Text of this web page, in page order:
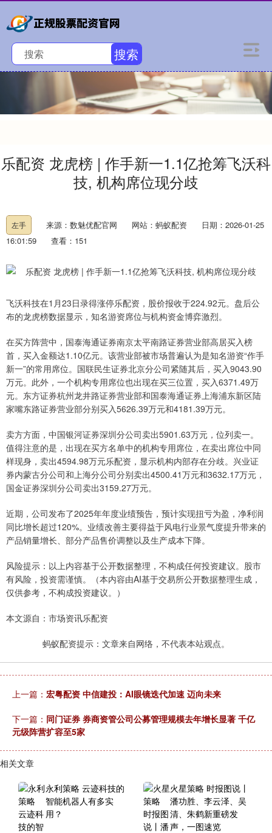
搜索
乐配资 龙虎榜 | 作手新一1.1亿抢筹飞沃科
技, 机构席位现分歧
左手 来源：数魅优配官网 网站：蚂蚁配资
日期：2026-01-25
16:01:59
查看：151
飞沃科技在1月23日录得涨停乐配资，股价报收于224.92元。盘后公
布的龙虎榜数据显示，知名游资席位与机构资金博弈激烈。
在买方阵营中，国泰海通证券南京太平南路证券营业部高居买入榜
首，买入金额达1.10亿元。该营业部被市场普遍认为是知名游资“作手
新一”的常用席位。国联民生证券北京分公司紧随其后，买入9043.90
万元。此外，一个机构专用席位也出现在买三位置，买入6371.49万
元。东方证券杭州龙井路证券营业部和国泰海通证券上海浦东新区陆
家嘴东路证券营业部分别买入5626.39万元和4181.39万元。
卖方方面，中国银河证券深圳分公司卖出5901.63万元，位列卖一。
值得注意的是，出现在买方名单中的机构专用席位，在卖出席位中同
样现身，卖出4594.98万元乐配资，显示机构内部存在分歧。兴业证
券内蒙古分公司和上海分公司分别卖出4500.41万元和3632.17万元，
国金证券深圳分公司卖出3159.27万元。
近期，公司发布了2025年年度业绩预告，预计实现扭亏为盈，净利润
同比增长超过120%。业绩改善主要得益于风电行业景气度提升带来的
产品销量增长、部分产品售价调整以及生产成本下降。
风险提示：以上内容基于公开数据整理，不构成任何投资建议。股市
有风险，投资需谨慎。（本内容由AI基于交易所公开数据整理生成，
仅供参考，不构成投资建议。）
本文源自：市场资讯乐配资
蚂蚁配资提示：文章来自网络，不代表本站观点。
上一篇： 宏粤配资 中信建投：AI眼镜迭代加速 迈向未来
下一篇： 同门证券 券商资管公司公募管理规模去年增长显著 千亿
元级阵营扩容至5家
相关文章
永利策略 云迹科技的
智能机器人有多实
用？
火星策略 时报图说丨
潘功胜、李云泽、吴
清、朱鹤新重磅发
声，一图速览